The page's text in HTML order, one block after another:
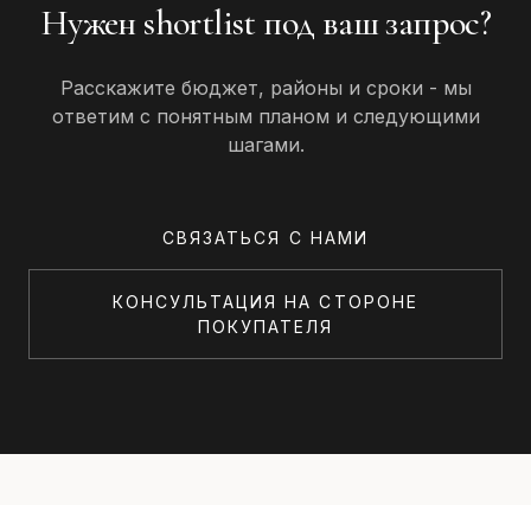
Нужен shortlist под ваш запрос?
Расскажите бюджет, районы и сроки - мы
ответим с понятным планом и следующими
шагами.
СВЯЗАТЬСЯ С НАМИ
КОНСУЛЬТАЦИЯ НА СТОРОНЕ
ПОКУПАТЕЛЯ